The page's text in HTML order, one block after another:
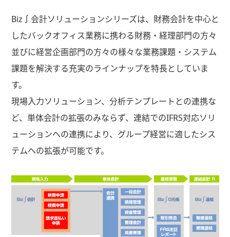
Biz∫会計ソリューションシリーズは、財務会計を中心と
したバックオフィス業務に携わる財務・経理部門の方々
並びに経営企画部門の方々の様々な業務課題・システム
課題を解決する充実のラインナップを特長としていま
す。
現場入力ソリューション、分析テンプレートとの連携な
ど、単体会計の拡張のみならず、連結でのIFRS対応ソリ
ューションへの連携により、グループ経営に適したシス
テムへの拡張が可能です。